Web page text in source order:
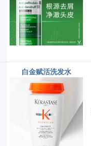
白金赋活洗发水